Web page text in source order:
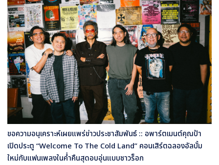
ขอความอนุเคราะห์เผยแพร่ข่าวประชาสัมพันธ์ :: อพาร์ตเมนต์คุณป้า
เปิดประตู “Welcome To The Cold Land” คอนเสิร์ตฉลองอัลบั้ม
ใหม่กับแฟนเพลงในค่ำคืนสุดอบอุ่นแบบชาวร็อก